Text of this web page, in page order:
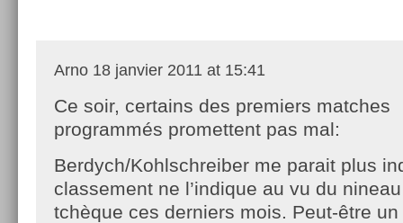
Arno 18 janvier 2011 at 15:41
Ce soir, certains des premiers matches
programmés promettent pas mal:
Berdych/Kohlschreiber me parait plus
classement ne l’indique au vu du
tchèque ces derniers mois. Peut-être